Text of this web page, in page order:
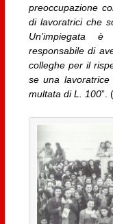
preoccupazione
di lavoratrici che
Un’impiegata
responsabile di
colleghe per il
se una
multata di L. 100”.